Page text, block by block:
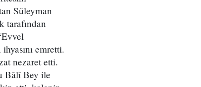
Süleyman
tarafından
emretti.
nezaret etti.
Bâlî Bey ile